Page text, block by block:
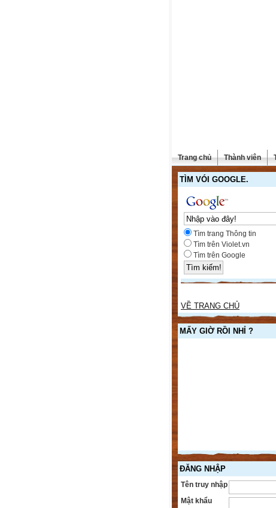
Trang chủ Thành viên
TÌM VÓI GOOGLE.
Tìm trang Thông tin
Tìm trên Violet.vn
Tìm trên Google
VỀ TRANG CHỦ
MẤY GIỜ RỒI NHỈ ?
ĐĂNG NHẬP
Tên truy nhập
Mật khẩu